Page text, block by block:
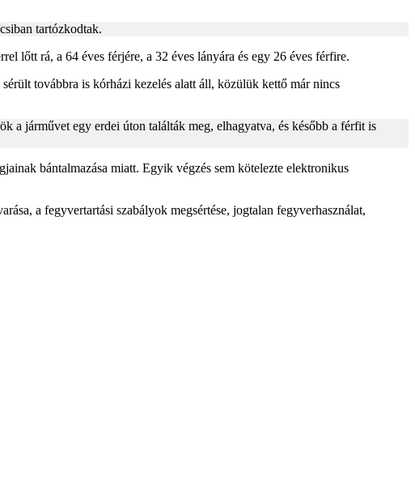
tartózkodtak.
lőtt rá, a 64 éves férjére, a 32 éves lányára és egy 26 éves férfire.
továbbra is kórházi kezelés alatt áll, közülük kettő már nincs
a járművet egy erdei úton találták meg, elhagyatva, és később a férfit is
bántalmazása miatt. Egyik végzés sem kötelezte elektronikus
a fegyvertartási szabályok megsértése, jogtalan fegyverhasználat,